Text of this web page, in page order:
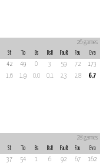
26 games
St To Bs BsR FauR Fau
Eva
42 49 0 3 59 72
173
1,6 1,9 0,0 0,1 2,3 2,8
6,7
28 games
St To Bs BsR FauR Fau
Eva
37 54 1 6 92 67
162